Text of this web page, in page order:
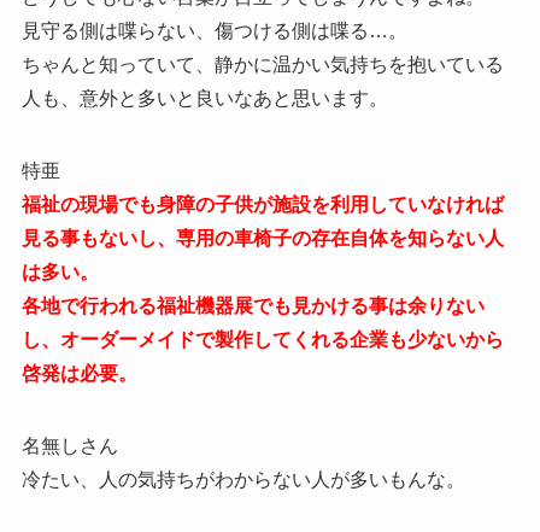
見守る側は喋らない、傷つける側は喋る…。
ちゃんと知っていて、静かに温かい気持ちを抱いている
人も、意外と多いと良いなあと思います。
特亜
福祉の現場でも身障の子供が施設を利用していなければ
見る事もないし、専用の車椅子の存在自体を知らない人
は多い。
各地で行われる福祉機器展でも見かける事は余りない
し、オーダーメイドで製作してくれる企業も少ないから
啓発は必要。
名無しさん
冷たい、人の気持ちがわからない人が多いもんな。